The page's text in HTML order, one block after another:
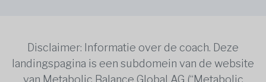
Disclaimer: Informatie over de coach. Deze
landingspagina is een subdomein van de website
van Metabolic Balance Global AG (“Metabolic